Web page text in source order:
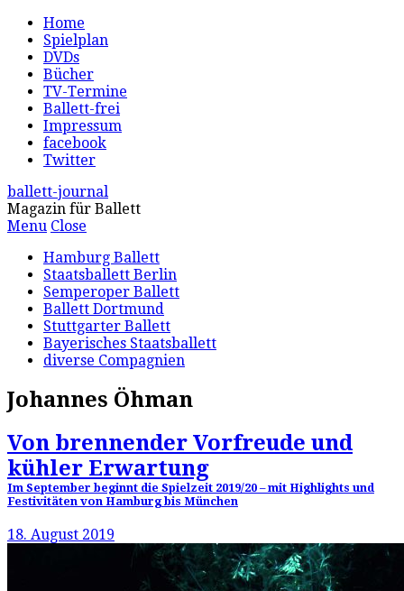
Home
Spielplan
DVDs
Bücher
TV-Termine
Ballett-frei
Impressum
facebook
Twitter
ballett-journal
Magazin für Ballett
Menu Close
Hamburg Ballett
Staatsballett Berlin
Semperoper Ballett
Ballett Dortmund
Stuttgarter Ballett
Bayerisches Staatsballett
diverse Compagnien
Johannes Öhman
Von brennender Vorfreude und
kühler Erwartung
Im September beginnt die Spielzeit 2019/20 – mit Highlights und
Festivitäten von Hamburg bis München
18. August 2019